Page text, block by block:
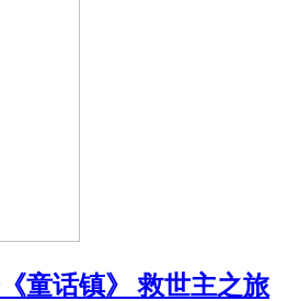
童话镇》 救世主之旅